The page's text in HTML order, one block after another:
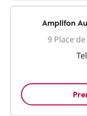
Amplifon
9 Place